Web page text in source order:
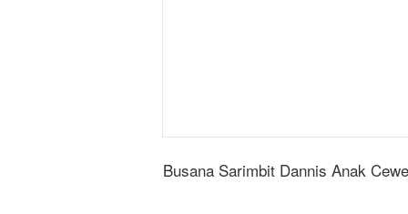
Busana Sarimbit Dannis Anak